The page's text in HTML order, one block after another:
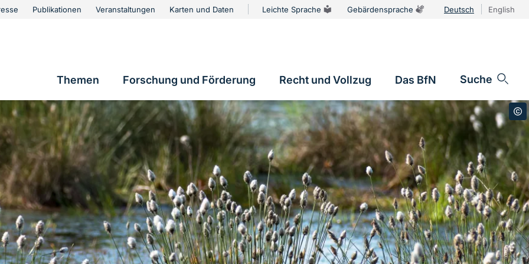
Publikationen Veranstaltungen Karten und Daten Leichte Sprache Gebärdensprache Deutsch English
Hauptnavigation
Themen Forschung und Förderung Recht und Vollzug Das BfN Suche